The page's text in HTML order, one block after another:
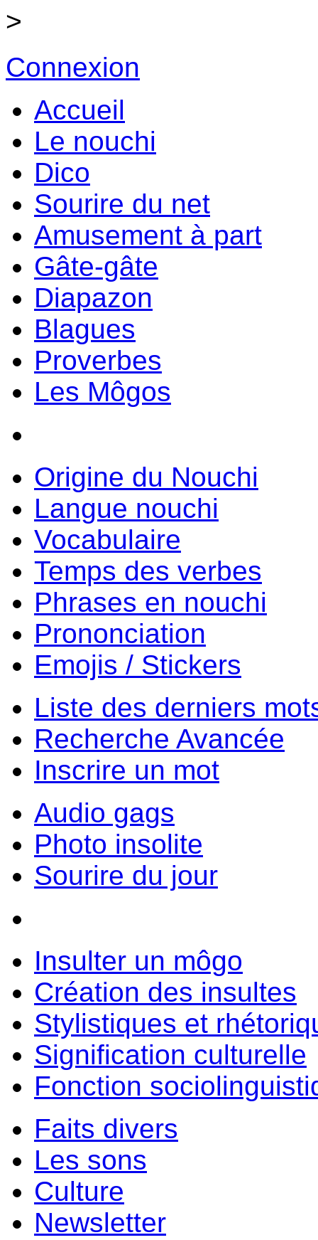
>
Connexion
Accueil
Le nouchi
Dico
Sourire du net
Amusement à part
Gâte-gâte
Diapazon
Blagues
Proverbes
Les Môgos
Origine du Nouchi
Langue nouchi
Vocabulaire
Temps des verbes
Phrases en nouchi
Prononciation
Emojis / Stickers
Liste des derniers
Recherche Avancée
Inscrire un mot
Audio gags
Photo insolite
Sourire du jour
Insulter un môgo
Création des insultes
Stylistiques et
Signification culturelle
Fonction
Faits divers
Les sons
Culture
Newsletter